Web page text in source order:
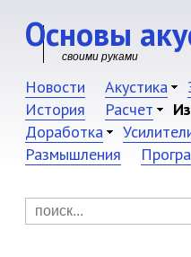
Основы
своими руками
Новости Акустика
История
Расчет
Доработка
Размышления